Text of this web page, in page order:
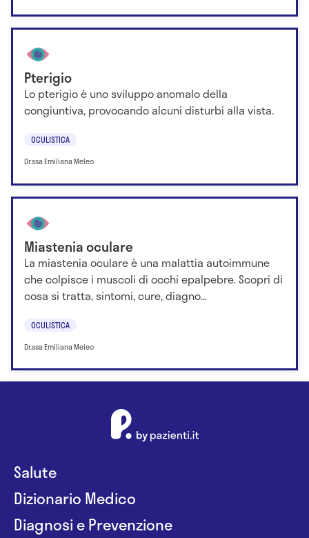
Pterigio
Lo pterigio è uno sviluppo anomalo della
congiuntiva, provocando alcuni disturbi alla vista.
OCULISTICA
Dr.ssa Emiliana Meleo
Miastenia oculare
La miastenia oculare è una malattia autoimmune
che colpisce i muscoli di occhi epalpebre. Scopri di
cosa si tratta, sintomi, cure, diagno...
OCULISTICA
Dr.ssa Emiliana Meleo
Salute
Dizionario Medico
Diagnosi e Prevenzione